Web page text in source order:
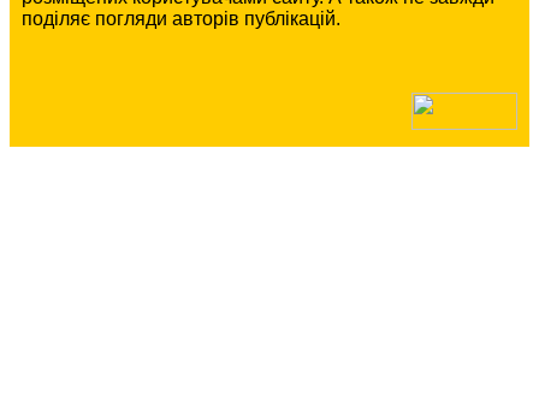
поділяє погляди авторів публікацій.